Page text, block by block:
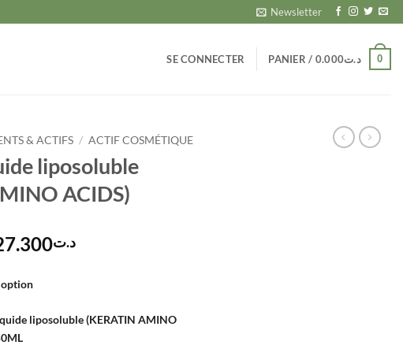
Newsletter
SE CONNECTER PANIER / د.ت0.000 0
& ACTIFS / ACTIF COSMÉTIQUE
liposoluble
ACIDS)
د.تPlage
à
option
liposoluble (KERATIN AMINO